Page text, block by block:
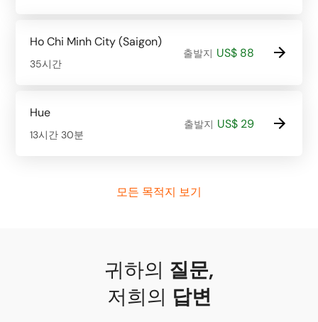
Ho Chi Minh City (Saigon)
35시간
출발지 US$ 88
Hue
13시간 30분
출발지 US$ 29
모든 목적지 보기
귀하의 질문,
저희의 답변